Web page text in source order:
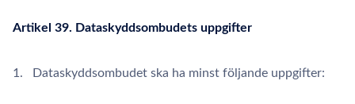
Artikel 39. Dataskyddsombudets uppgifter
1. Dataskyddsombudet ska ha minst följande uppgifter: